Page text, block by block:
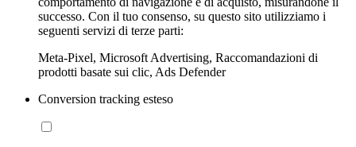
successo. Con il tuo consenso, su questo sito utilizziamo i
seguenti servizi di terze parti:
Meta-Pixel, Microsoft Advertising, Raccomandazioni di
prodotti basate sui clic, Ads Defender
Conversion tracking esteso